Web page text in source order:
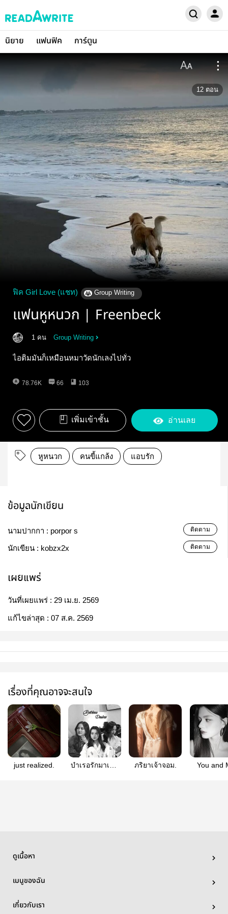
นิยาย แฟนฟิค การ์ตูน
12 ตอน
ฟิค Girl Love (แชท) Group Writing
เเฟนหูหนวก | Freenbeck
1 คน Group Writing
ไอติมมันก็เหมือนหมาวัดนักเลงไปทั่ว
78.76K 66 103
เพิ่มเข้าชั้น อ่านเลย
หูหนวก คนขี้แกล้ง แอบรัก
ข้อมูลนักเขียน
นามปากกา : porpor s ติดตาม
นักเขียน : kobzx2x ติดตาม
เผยแพร่
วันที่เผยแพร่ : 29 เม.ย. 2569
แก้ไขล่าสุด : 07 ส.ค. 2569
เรื่องที่คุณอาจจะสนใจ
just realized.
บำเรอรักมาเฟีย
ภริยาเจ้าจอม.
You and
ดูเนื้อหา
เมนูของฉัน
เกี่ยวกับเรา